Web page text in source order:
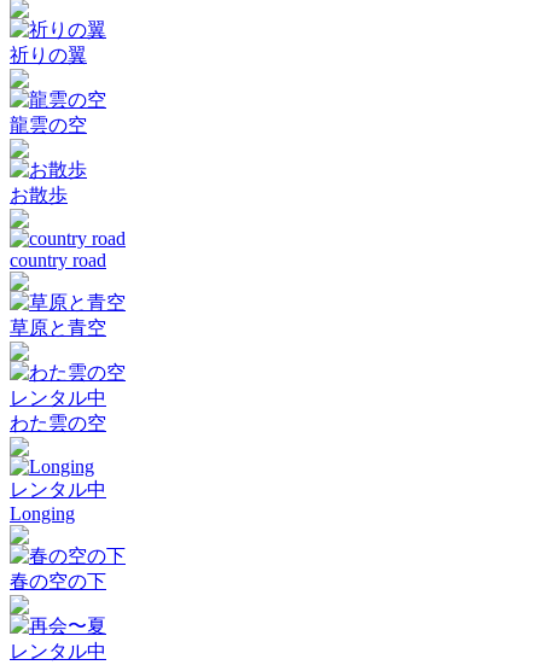
祈りの翼
龍雲の空
お散歩
country road
草原と青空
レンタル中
わた雲の空
レンタル中
Longing
春の空の下
レンタル中